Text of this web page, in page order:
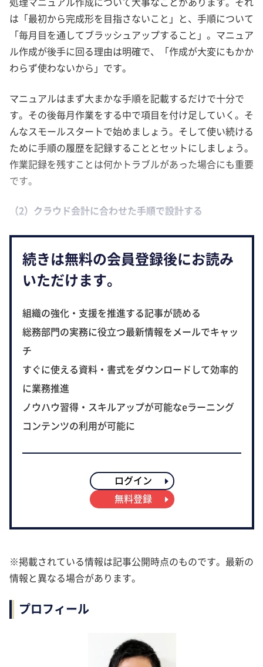
は「最初から完成形を目指さないこと」と、手順について
「毎月目を通してブラッシュアップすること」。マニュア
ル作成が後手に回る理由は明確で、「作成が大変にもかか
わらず使わないから」です。
マニュアルはまず大まかな手順を記載するだけで十分で
す。その後毎月作業をする中で項目を付け足していく。そ
んなスモールスタートで始めましょう。そして使い続ける
ために手順の履歴を記録することとセットにしましょう。
作業記録を残すことは何かトラブルがあった場合にも重要
です。
（2）クラウド会計に合わせた手順で設計する
続きは無料の会員登録後にお読み
いただけます。
組織の強化・支援を推進する記事が読める
総務部門の実務に役立つ最新情報をメールでキャッ
チ
すぐに使える資料・書式をダウンロードして効率的
に業務推進
ノウハウ習得・スキルアップが可能なeラーニング
コンテンツの利用が可能に
ログイン
無料登録
※掲載されている情報は記事公開時点のものです。最新の
情報と異なる場合があります。
プロフィール